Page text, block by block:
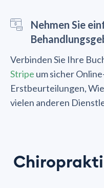
Nehmen Sie
Verbinden Sie Ihre
Stripe um sicher
Erstbeurteilungen,
vielen anderen